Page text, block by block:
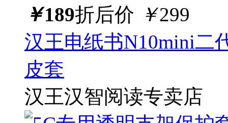
￥189折后价 ￥299
汉王电纸书N10mini二
皮套
汉王汉智阅读专卖店